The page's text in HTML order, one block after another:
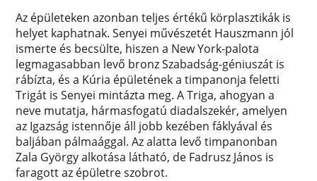
Az épületeken azonban teljes értékű körplasztikák is
helyet kaphatnak. Senyei művészetét Hauszmann jól
ismerte és becsülte, hiszen a New York-palota
legmagasabban levő bronz Szabadság-géniuszát is
rábízta, és a Kúria épületének a timpanonja feletti
Trigát is Senyei mintázta meg. A Triga, ahogyan a
neve mutatja, hármasfogatú diadalszekér, amelyen
az Igazság istennője áll jobb kezében fáklyával és
baljában pálmaággal. Az alatta levő timpanonban
Zala György alkotása látható, de Fadrusz János is
faragott az épületre szobrot.